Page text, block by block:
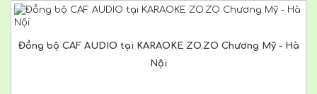
Đồng bộ CAF AUDIO tại KARAOKE ZO.ZO Chương Mỹ - Hà
Nội